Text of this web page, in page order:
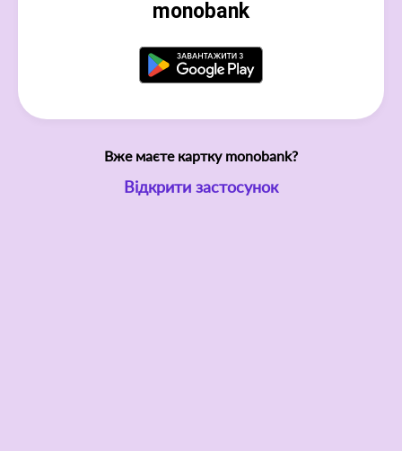
monobank
Вже маєте картку monobank?
Відкрити застосунок